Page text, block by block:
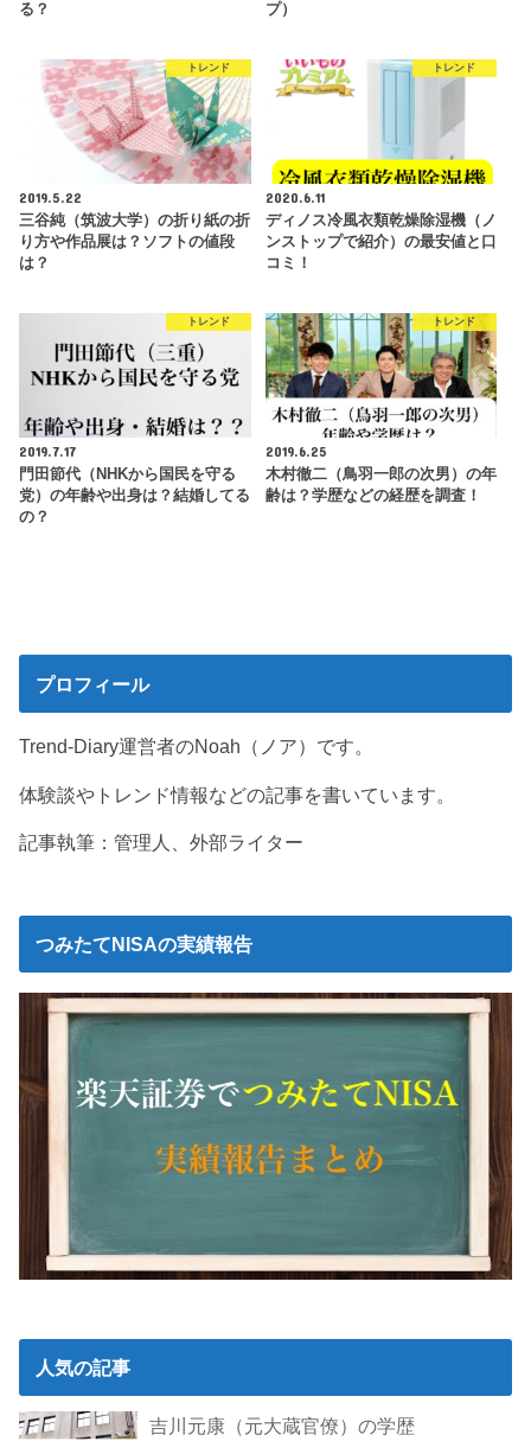
る？ プ）
トレンド
2019.5.22
三谷純（筑波大学）の折り紙の折
り方や作品展は？ソフトの値段
は？
トレンド
2020.6.11
ディノス冷風衣類乾燥除湿機（ノ
ンストップで紹介）の最安値と口
コミ！
トレンド
2019.7.17
門田節代（NHKから国民を守る
党）の年齢や出身は？結婚してる
の？
トレンド
2019.6.25
木村徹二（鳥羽一郎の次男）の年
齢は？学歴などの経歴を調査！
プロフィール
Trend-Diary運営者のNoah（ノア）です。
体験談やトレンド情報などの記事を書いています。
記事執筆：管理人、外部ライター
つみたてNISAの実績報告
人気の記事
吉川元康（元大蔵官僚）の学歴